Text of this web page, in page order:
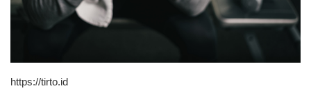
https://tirto.id